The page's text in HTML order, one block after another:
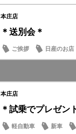
本庄店
＊送別会＊
ご挨拶 日産のお店
本庄店
＊試乗でプレゼン
軽自動車 新車